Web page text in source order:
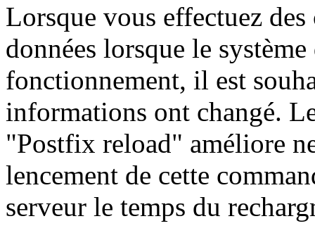
Lorsque vous effectuez des
données lorsque le système
fonctionnement, il est
informations ont changé.
"Postfix reload" améliore
lencement de cette
serveur le temps du